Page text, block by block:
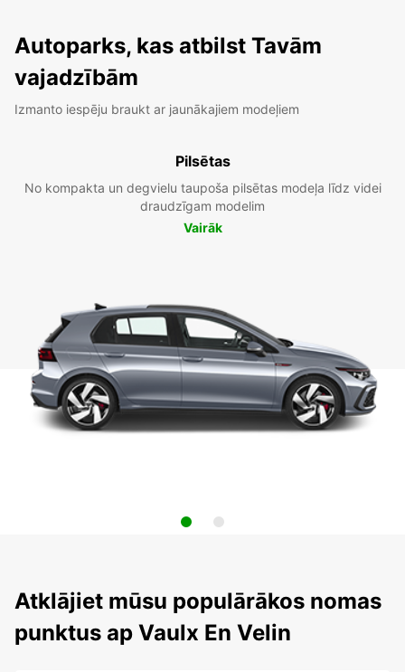
Autoparks, kas atbilst Tavām
vajadzībām
Izmanto iespēju braukt ar jaunākajiem modeļiem
Pilsētas
No kompakta un degvielu taupoša pilsētas modeļa līdz videi
draudzīgam modelim
Vairāk
Atklājiet mūsu populārākos nomas
punktus ap Vaulx En Velin